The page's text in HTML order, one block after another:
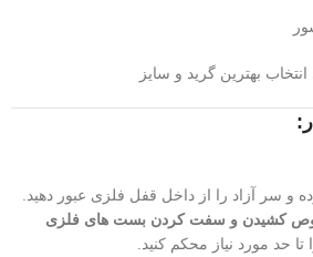
بهترین گرید و سایز
کشیدن و سفت کردن بست های فلزی
تا حد مورد نیاز محکم کنید.